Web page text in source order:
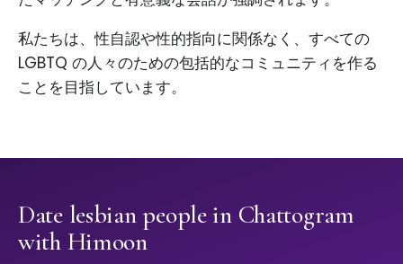
私たちは、性自認や性的指向に関係なく、すべての
LGBTQ の人々のための包括的なコミュニティを作る
ことを目指しています。
Date lesbian people in Chattogram
with Himoon